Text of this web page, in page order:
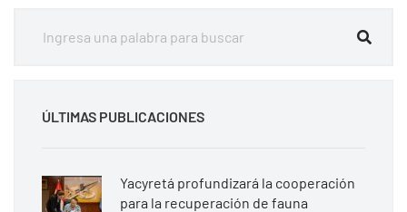
ÚLTIMAS PUBLICACIONES
Yacyretá profundizará la cooperación
para la recuperación de fauna